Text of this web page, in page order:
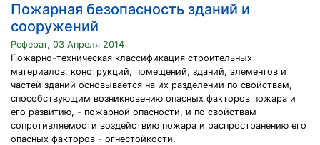
Пожарная безопасность зданий и
сооружений
Реферат, 03 Апреля 2014
Пожарно-техническая классификация строительных
материалов, конструкций, помещений, зданий, элементов и
частей зданий основывается на их разделении по свойствам,
способствующим возникновению опасных факторов пожара и
его развитию, - пожарной опасности, и по свойствам
сопротивляемости воздействию пожара и распространению его
опасных факторов - огнестойкости.